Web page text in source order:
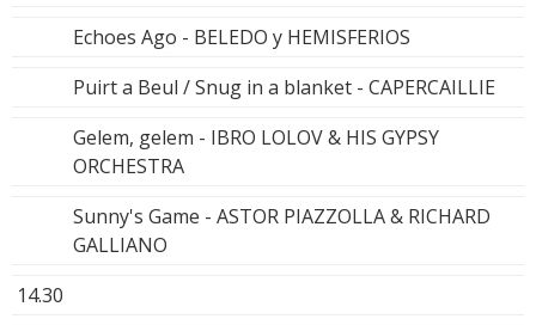
Echoes Ago - BELEDO y HEMISFERIOS
Puirt a Beul / Snug in a blanket - CAPERCAILLIE
Gelem, gelem - IBRO LOLOV & HIS GYPSY
ORCHESTRA
Sunny's Game - ASTOR PIAZZOLLA & RICHARD
GALLIANO
14.30